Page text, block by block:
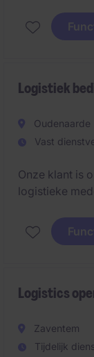
functie zorg
van
Logistiek
Oudenaarde
Vast
Onze klant is
logistieke
deze
Logistics
Zaventem
Tijdelijk